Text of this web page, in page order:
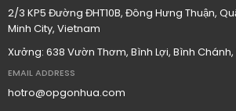
2/3 KP5 Đường ĐHT10B, Đông Hưng Thuận,
Minh City, Vietnam
Xưởng: 638 Vườn Thơm, Bình Lợi, Bình Chánh,
EMAIL ADDRESS
hotro@opgonhua.com